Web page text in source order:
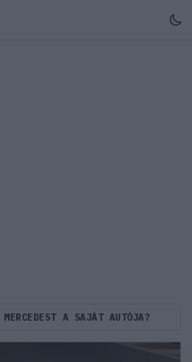
A SAJÁT AUTÓJA?